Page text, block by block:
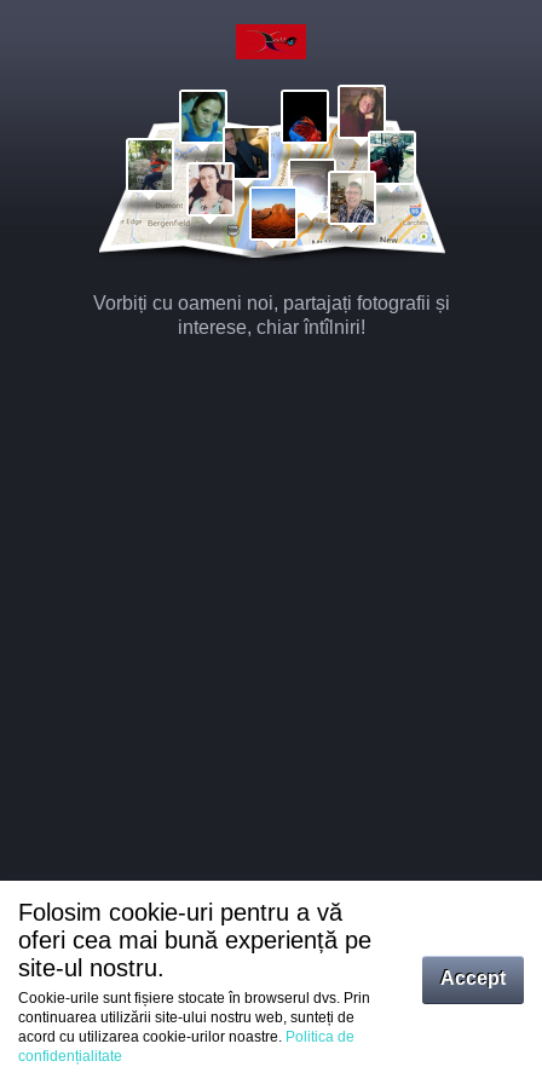
Vorbiți cu oameni noi, partajați fotografii și
interese, chiar întîlniri!
Intrați
Folosim cookie-uri pentru a vă
oferi cea mai bună experiență pe
site-ul nostru.
Cookie-urile sunt fișiere stocate în browserul dvs. Prin
continuarea utilizării site-ului nostru web, sunteți de
acord cu utilizarea cookie-urilor noastre. Politica de
confidențialitate
Accept